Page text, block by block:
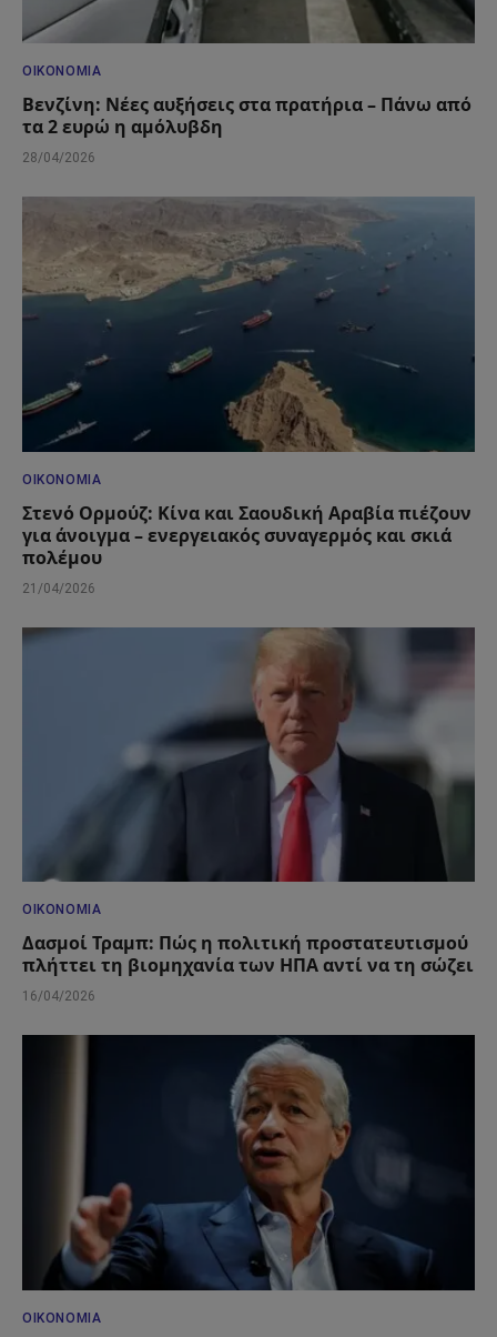
ΟΙΚΟΝΟΜΊΑ
Βενζίνη: Νέες αυξήσεις στα πρατήρια – Πάνω από
τα 2 ευρώ η αμόλυβδη
28/04/2026
ΟΙΚΟΝΟΜΊΑ
Στενό Ορμούζ: Κίνα και Σαουδική Αραβία πιέζουν
για άνοιγμα – ενεργειακός συναγερμός και σκιά
πολέμου
21/04/2026
ΟΙΚΟΝΟΜΊΑ
Δασμοί Τραμπ: Πώς η πολιτική προστατευτισμού
πλήττει τη βιομηχανία των ΗΠΑ αντί να τη σώζει
16/04/2026
ΟΙΚΟΝΟΜΊΑ